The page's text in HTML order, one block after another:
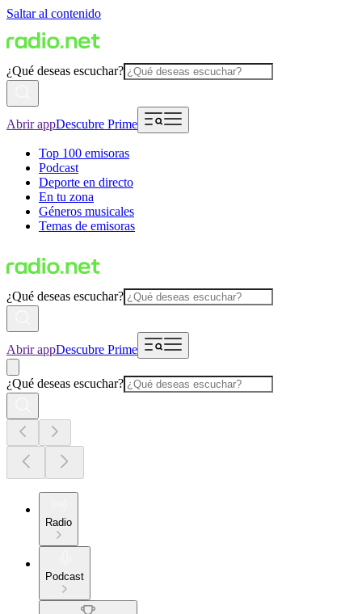
Saltar al contenido
¿Qué deseas escuchar?
Abrir appDescubre Prime
Top 100 emisoras
Podcast
Deporte en directo
En tu zona
Géneros musicales
Temas de emisoras
¿Qué deseas escuchar?
Abrir appDescubre Prime
¿Qué deseas escuchar?
Radio
Podcast